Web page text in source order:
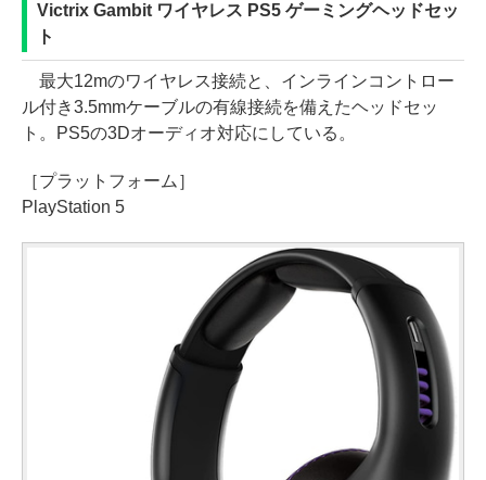
Victrix Gambit ワイヤレス PS5 ゲーミングヘッドセッ
ト
最大12mのワイヤレス接続と、インラインコントロー
ル付き3.5mmケーブルの有線接続を備えたヘッドセッ
ト。PS5の3Dオーディオ対応にしている。
［プラットフォーム］
PlayStation 5